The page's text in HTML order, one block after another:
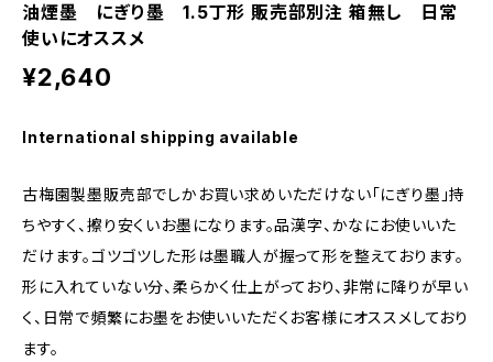
油煙墨 にぎり墨 1.5丁形 販売部別注 箱無し 日常
使いにオススメ
¥2,640
International shipping available
古梅園製墨販売部でしかお買い求めいただけない「にぎり墨」持
ちやすく、擦り安くいお墨になります。品漢字、かなにお使いいた
だけます。ゴツゴツした形は墨職人が握って形を整えております。
形に入れていない分、柔らかく仕上がっており、非常に降りが早い
く、日常で頻繁にお墨をお使いいただくお客様にオススメしており
ます。